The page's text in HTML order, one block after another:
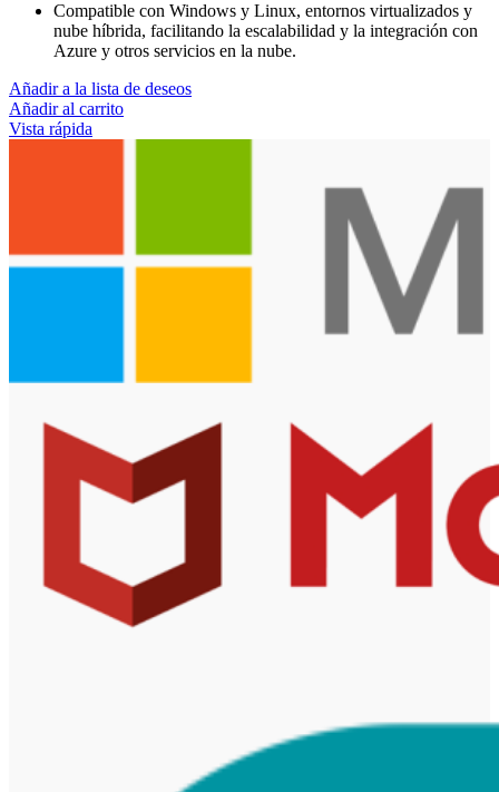
Compatible con Windows y Linux, entornos virtualizados y
nube híbrida, facilitando la escalabilidad y la integración con
Azure y otros servicios en la nube.
Añadir a la lista de deseos
Añadir al carrito
Vista rápida